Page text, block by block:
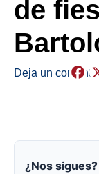
de
Deja un
¿Nos sigues?